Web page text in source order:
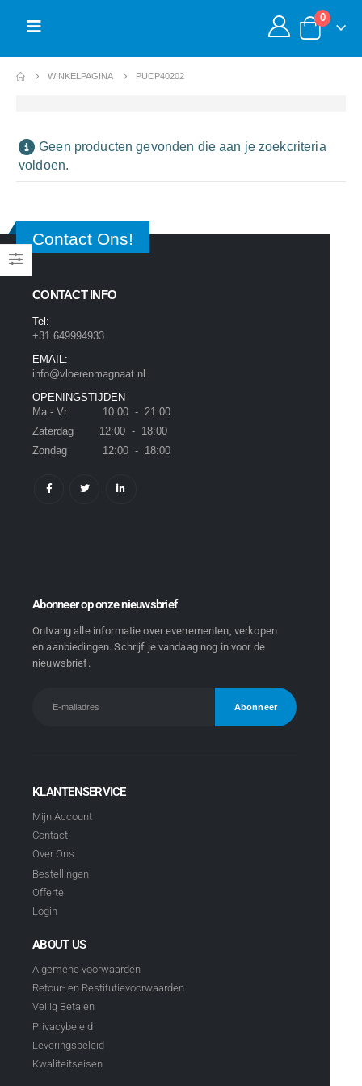
0
WINKELPAGINA PUCP40202
Geen producten gevonden die aan je zoekcriteria
voldoen.
Contact Ons!
CONTACT INFO
Tel:
+31 649994933
EMAIL:
info@vloerenmagnaat.nl
OPENINGSTIJDEN
Ma - Vr 10:00 - 21:00
Zaterdag 12:00 - 18:00
Zondag 12:00 - 18:00
Abonneer op onze nieuwsbrief
Ontvang alle informatie over evenementen, verkopen
en aanbiedingen. Schrijf je vandaag nog in voor de
nieuwsbrief.
KLANTENSERVICE
Mijn Account
Contact
Over Ons
Bestellingen
Offerte
Login
ABOUT US
Algemene voorwaarden
Retour- en Restitutievoorwaarden
Veilig Betalen
Privacybeleid
Leveringsbeleid
Kwaliteitseisen